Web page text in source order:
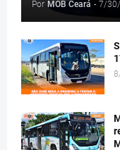
Por MOB Ceará - 7/